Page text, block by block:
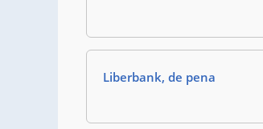
Liberbank, de pena